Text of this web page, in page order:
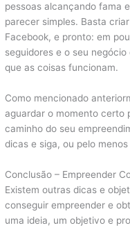
pessoas alcançando fama
parecer simples. Basta
Facebook, e pronto: em
seguidores e o seu
que as coisas funcionam.
Como mencionado
aguardar o momento certo
caminho do seu
dicas e siga, ou pelo
Conclusão – Empreender
Existem outras dicas e
conseguir empreender e
uma ideia, um objetivo e